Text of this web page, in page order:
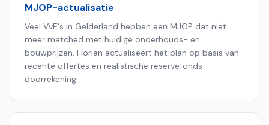
MJOP-actualisatie
Veel VvE's in Gelderland hebben een MJOP dat niet
meer matched met huidige onderhouds- en
bouwprijzen. Florian actualiseert het plan op basis van
recente offertes en realistische reservefonds-
doorrekening.